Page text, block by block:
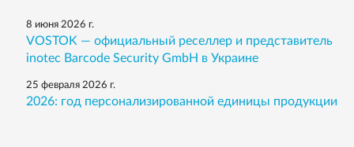
8 июня 2026 г.
VOSTOK — официальный реселлер и представитель
inotec Barcode Security GmbH в Украине
25 февраля 2026 г.
2026: год персонализированной единицы продукции